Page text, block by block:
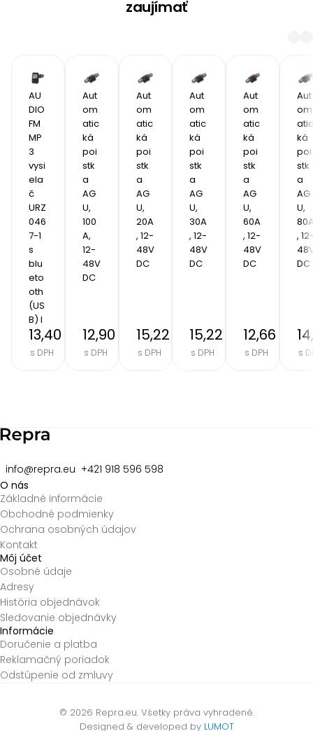
zaujímať
AU
DIO
FM
MP
3
vysi
ela
č
URZ
046
7-1
s
blu
eto
oth
(US
B) I
13,40 €
s DPH
Aut
om
atic
ká
poi
stk
a
AG
U,
100
A,
12-
48V
DC
12,90 €
s DPH
Aut
om
atic
ká
poi
stk
a
AG
U,
20A
, 12-
48V
DC
15,22 €
s DPH
Aut
om
atic
ká
poi
stk
a
AG
U,
30A
, 12-
48V
DC
15,22 €
s DPH
Aut
om
atic
ká
poi
stk
a
AG
U,
60A
, 12-
48V
DC
12,66 €
s DPH
Aut
om
atic
ká
poi
stk
a
AG
U,
,
DC
s
info@repra.eu +421 918 596 598
O nás
Základné informácie
Obchodné podmienky
Ochrana osobných údajov
Kontakt
Môj účet
Osobné údaje
Adresy
História objednávok
Sledovanie objednávky
Informácie
Doručenie a platba
Reklamačný poriadok
Odstúpenie od zmluvy
© 2026 Repra.eu. Všetky práva vyhradené.
Designed & developed by LUMOT